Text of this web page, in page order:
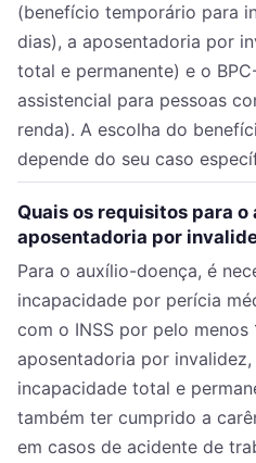
(benefício temporário para
dias), a aposentadoria por
total e permanente) e o
assistencial para pessoas
renda). A escolha do
depende do seu caso
Quais os requisitos para
aposentadoria por
Para o auxílio-doença, é
incapacidade por perícia
com o INSS por pelo menos
aposentadoria por
incapacidade total e
também ter cumprido a
em casos de acidente de